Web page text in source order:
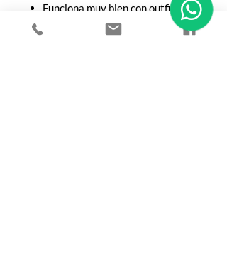
Funciona muy bien con outfits
minimalistas: blazers, camisas